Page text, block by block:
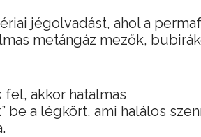
jégolvadást, ahol a
metángáz mezők,
akkor hatalmas
be a légkört, ami halálos